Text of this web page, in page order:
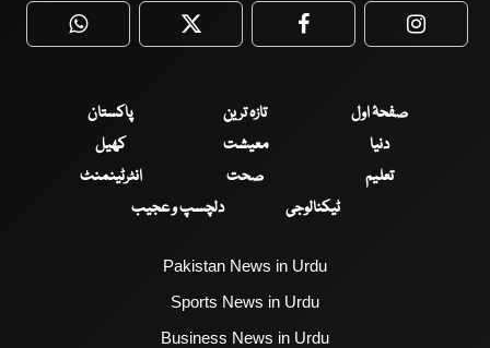
WhatsApp Twitter Facebook
صفحۂ اول تازہ ترین
پاکستان
دنیا
معیشت
کھیل
تعلیم
صحت
انٹرٹینمنٹ
ٹیکنالوجی
دلچسپ و عجیب
Pakistan News in Urdu
Sports News in Urdu
Business News in Urdu